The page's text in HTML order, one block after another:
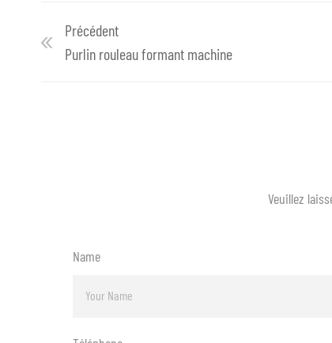
Précédent
Purlin rouleau formant machine
Veuillez
Name